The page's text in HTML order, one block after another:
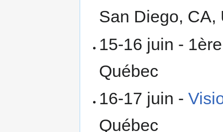
San Diego, CA,
15-16 juin -
Québec
16-17 juin -
Québec